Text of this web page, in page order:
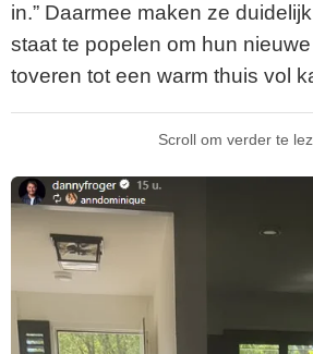
in.” Daarmee maken ze
staat te popelen om hun
toveren tot een warm thuis vol
Scroll om verder te